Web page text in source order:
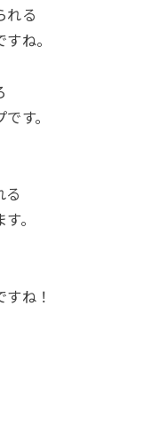
れる
ね。
す。
る
。
ね！